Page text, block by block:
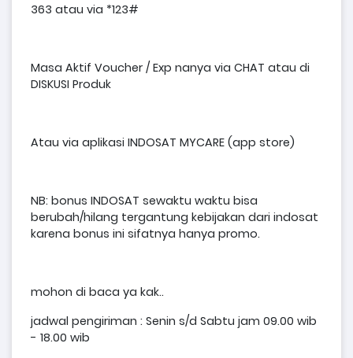
363 atau via *123#
Masa Aktif Voucher / Exp nanya via CHAT atau di
DISKUSI Produk
Atau via aplikasi INDOSAT MYCARE (app store)
NB: bonus INDOSAT sewaktu waktu bisa
berubah/hilang tergantung kebijakan dari indosat
karena bonus ini sifatnya hanya promo.
mohon di baca ya kak..
jadwal pengiriman : Senin s/d Sabtu jam 09.00 wib
- 18.00 wib